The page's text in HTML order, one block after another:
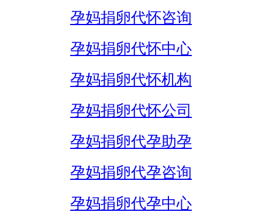
孕妈捐卵代怀咨询
孕妈捐卵代怀中心
孕妈捐卵代怀机构
孕妈捐卵代怀公司
孕妈捐卵代孕助孕
孕妈捐卵代孕咨询
孕妈捐卵代孕中心